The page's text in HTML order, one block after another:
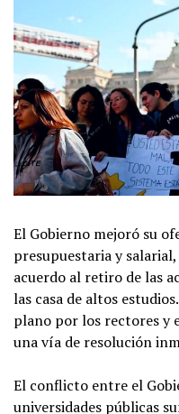
El Gobierno mejoró su
presupuestaria y
acuerdo al retiro de las
las casa de altos
plano por los rectores y
una vía de resolución
El conflicto entre el
universidades públicas